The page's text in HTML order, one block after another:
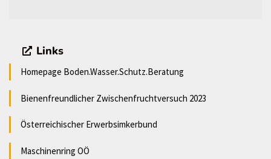
Links
Homepage Boden.Wasser.Schutz.Beratung
Bienenfreundlicher Zwischenfruchtversuch 2023
Österreichischer Erwerbsimkerbund
Maschinenring OÖ